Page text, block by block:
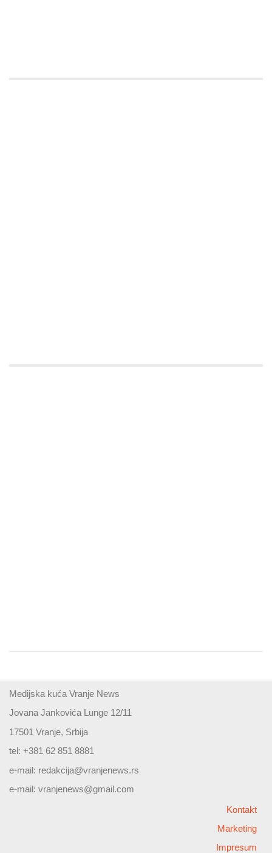
Medijska kuća Vranje News
Jovana Jankovića Lunge 12/11
17501 Vranje, Srbija
tel: +381 62 851 8881
e-mail: redakcija@vranjenews.rs
e-mail: vranjenews@gmail.com
Kontakt
Marketing
Impresum